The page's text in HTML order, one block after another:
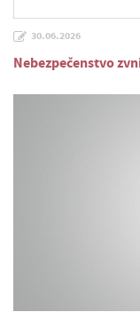
30.06.2026
Nebezpečenstvo